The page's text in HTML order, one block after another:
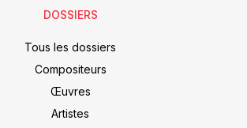
DOSSIERS
Tous les dossiers
Compositeurs
Œuvres
Artistes